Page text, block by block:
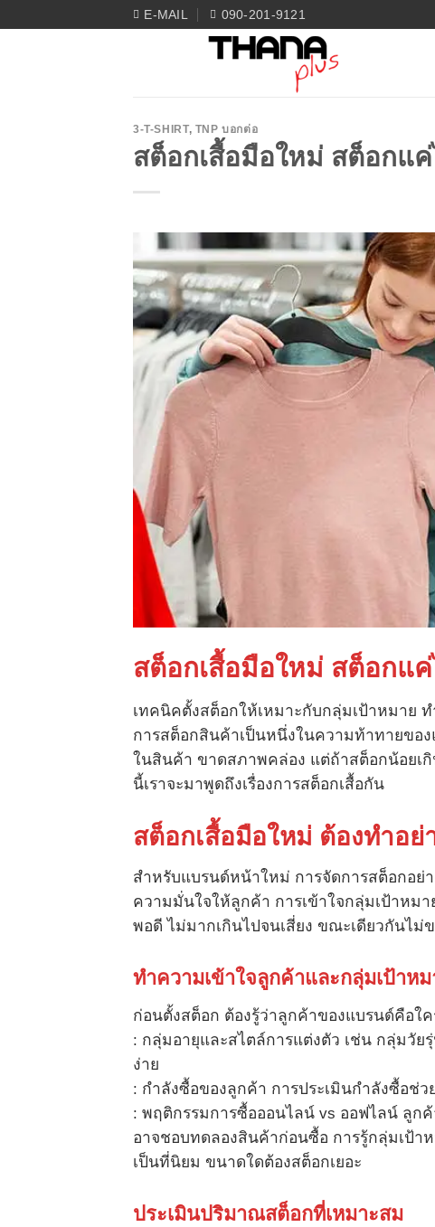
E-MAIL 090-201-9121
3-T-SHIRT, TNP บอกต่อ
สต็อกเสื้อมือใหม่ สต็อกแ
สต็อกเสื้อมือใหม่ สต็อกแ
เทคนิคตั้งสต็อกให้เหมาะกับกลุ่มเป้าหมาย
การสต็อกสินค้าเป็นหนึ่งในความท้าทายขอ
ในสินค้า ขาดสภาพคล่อง แต่ถ้าสต็อกน้อยเ
นี้เราจะมาพูดถึงเรื่องการสต็อกเสื้อกัน
สต็อกเสื้อมือใหม่ ต้องทำอย่
สำหรับแบรนด์หน้าใหม่ การจัดการสต็อกอย่
ความมั่นใจให้ลูกค้า การเข้าใจกลุ่มเป้าหม
พอดี ไม่มากเกินไปจนเสี่ยง ขณะเดียวกันไม่
ทำความเข้าใจลูกค้าและกลุ่มเป้าหม
ก่อนตั้งสต็อก ต้องรู้ว่าลูกค้าของแบรนด์คือใ
: กลุ่มอายุและสไตล์การแต่งตัว เช่น กลุ่มวั
ง่าย
: กำลังซื้อของลูกค้า การประเมินกำลังซื้อช่
: พฤติกรรมการซื้อออนไลน์ vs ออฟไลน์ ลู
อาจชอบทดลองสินค้าก่อนซื้อ การรู้กลุ่มเป้
เป็นที่นิยม ขนาดใดต้องสต็อกเยอะ
ประเมินปริมาณสต็อกที่เหมาะสม